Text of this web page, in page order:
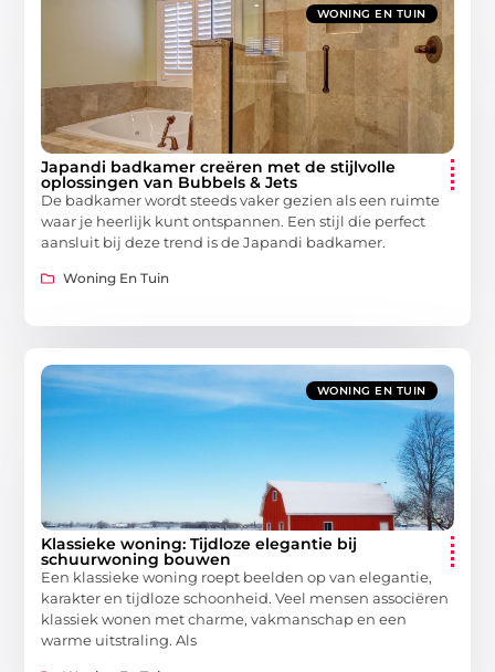
WONING EN TUIN
Japandi badkamer creëren met de stijlvolle
oplossingen van Bubbels & Jets
De badkamer wordt steeds vaker gezien als een ruimte
waar je heerlijk kunt ontspannen. Een stijl die perfect
aansluit bij deze trend is de Japandi badkamer.
Woning En Tuin
WONING EN TUIN
Klassieke woning: Tijdloze elegantie bij
schuurwoning bouwen
Een klassieke woning roept beelden op van elegantie,
karakter en tijdloze schoonheid. Veel mensen associëren
klassiek wonen met charme, vakmanschap en een
warme uitstraling. Als